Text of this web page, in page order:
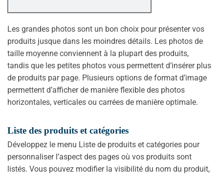
Les grandes photos sont un bon choix pour présenter vos
produits jusque dans les moindres détails. Les photos de
taille moyenne conviennent à la plupart des produits,
tandis que les petites photos vous permettent d’insérer plus
de produits par page. Plusieurs options de format d’image
permettent d’afficher de manière flexible des photos
horizontales, verticales ou carrées de manière optimale.
Liste des produits et catégories
Développez le menu Liste de produits et catégories pour
personnaliser l’aspect des pages où vos produits sont
listés. Vous pouvez modifier la visibilité du nom du produit,